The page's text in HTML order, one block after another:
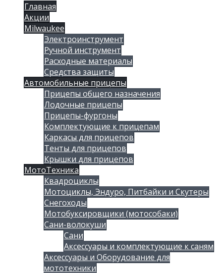
Главная
Акции
Milwaukee
Электроинструмент
Ручной инструмент
Расходные материалы
Средства защиты
Автомобильные прицепы
Прицепы общего назначения
Лодочные прицепы
Прицепы-фургоны
Комплектующие к прицепам
Каркасы для прицепов
Тенты для прицепов
Крышки для прицепов
МотоТехника
Квадроциклы
Мотоциклы, Эндуро, Питбайки и Скутеры
Снегоходы
Мотобуксировщики (мотособаки)
Сани-волокуши
Сани
Аксессуары и комплектующие к саням
Аксессуары и Оборудование для
мототехники